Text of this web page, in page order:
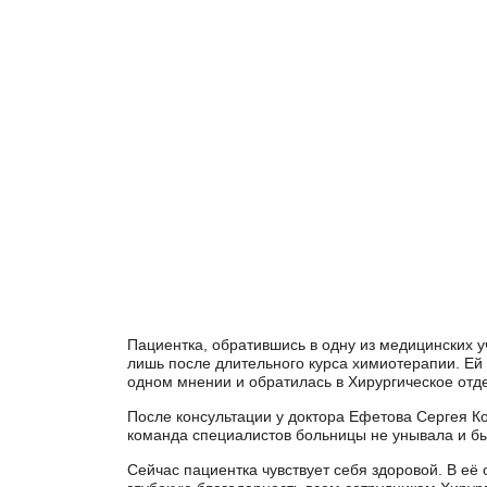
Пациентка, обратившись в одну из
лишь после длительного курса химиотерапии.
одном мнении и обратилась в Хирургическое
После консультации у доктора Ефетова Сергея
команда специалистов больницы не унывала и
Сейчас пациентка чувствует себя здоровой. В